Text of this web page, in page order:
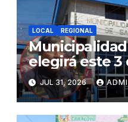
LOCAL REGIONAL
elegirá este 3
de Seguridad
Trabajo
JUL 31, 2026